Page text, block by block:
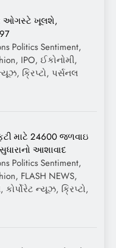
ઓગસ્ટે ખૂલશે,
Politics Sentiment,
IPO, ઈકોનોમી,
ન્યૂઝ, ક્રિપ્ટો, પર્સનલ
માટે 24600 જળવાઇ
આશાવાદ
Politics Sentiment,
FLASH NEWS,
કોર્પોરેટ ન્યૂઝ, ક્રિપ્ટો,